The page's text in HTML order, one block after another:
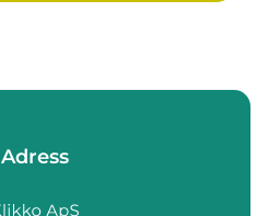
Adress